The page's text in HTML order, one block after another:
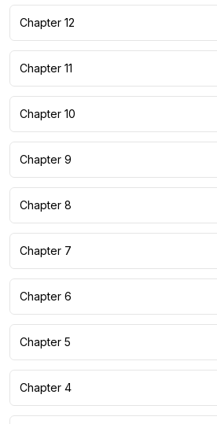
Chapter 12
Chapter 11
Chapter 10
Chapter 9
Chapter 8
Chapter 7
Chapter 6
Chapter 5
Chapter 4